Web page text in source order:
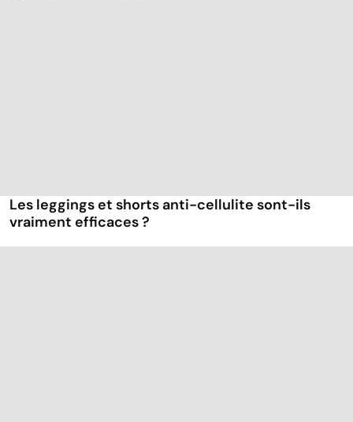
Les leggings et shorts anti-cellulite sont-ils
vraiment efficaces ?